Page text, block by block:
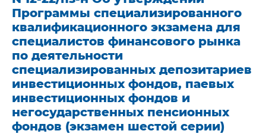
Программы специализированного
квалификационного экзамена для
специалистов финансового рынка
по деятельности
специализированных депозитариев
инвестиционных фондов, паевых
инвестиционных фондов и
негосударственных пенсионных
фондов (экзамен шестой серии)